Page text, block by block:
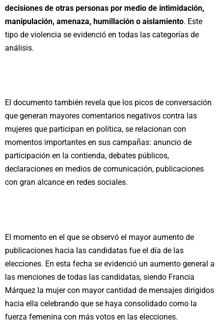
decisiones de otras personas por medio de intimidación,
manipulación, amenaza, humillación o aislamiento. Este
tipo de violencia se evidenció en todas las categorías de
análisis.
El documento también revela que los picos de conversación
que generan mayores comentarios negativos contra las
mujeres que participan en política, se relacionan con
momentos importantes en sus campañas: anuncio de
participación en la contienda, debates públicos,
declaraciones en medios de comunicación, publicaciones
con gran alcance en redes sociales.
El momento en el que se observó el mayor aumento de
publicaciones hacia las candidatas fue el día de las
elecciones. En esta fecha se evidenció un aumento general a
las menciones de todas las candidatas, siendo Francia
Márquez la mujer con mayor cantidad de mensajes dirigidos
hacia ella celebrando que se haya consolidado como la
fuerza femenina con más votos en las elecciones.